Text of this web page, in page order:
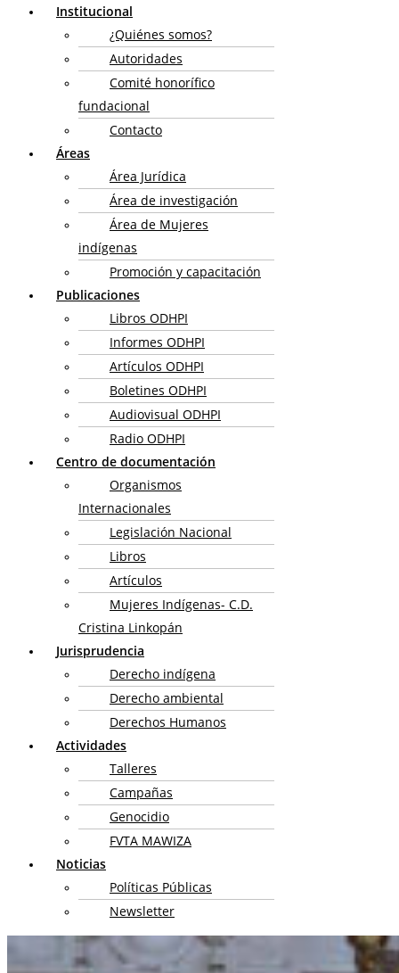
Institucional
¿Quiénes somos?
Autoridades
Comité honorífico
fundacional
Contacto
Áreas
Área Jurídica
Área de investigación
Área de Mujeres
indígenas
Promoción y capacitación
Publicaciones
Libros ODHPI
Informes ODHPI
Artículos ODHPI
Boletines ODHPI
Audiovisual ODHPI
Radio ODHPI
Centro de documentación
Organismos
Internacionales
Legislación Nacional
Libros
Artículos
Mujeres Indígenas- C.D.
Cristina Linkopán
Jurisprudencia
Derecho indígena
Derecho ambiental
Derechos Humanos
Actividades
Talleres
Campañas
Genocidio
FVTA MAWIZA
Noticias
Políticas Públicas
Newsletter